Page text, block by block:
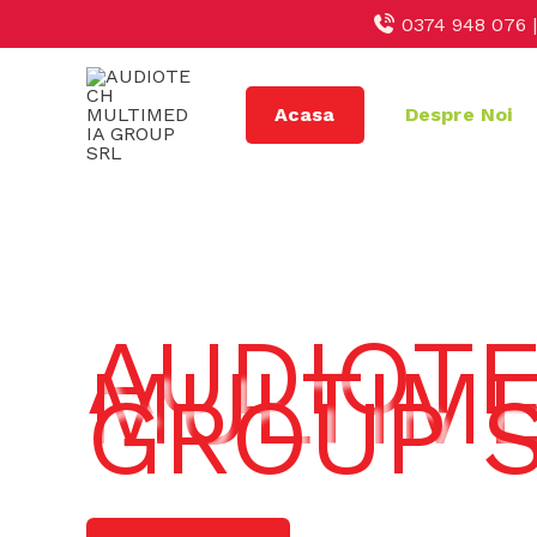
to
0374 948 076 |
Acasa Despre Noi
GROUP